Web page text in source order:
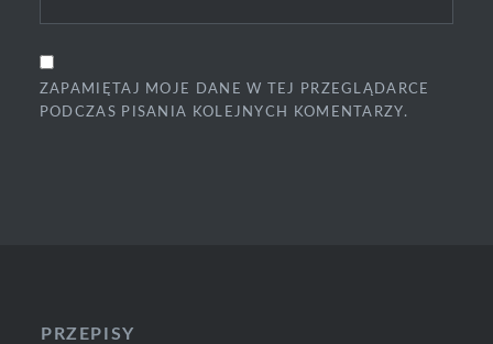
ZAPAMIĘTAJ MOJE DANE W TEJ PRZEGLĄDARCE
PODCZAS PISANIA KOLEJNYCH KOMENTARZY.
PRZEPISY